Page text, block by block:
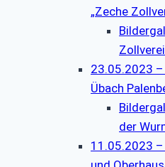
„Zeche
23.05.2023 –
Übach
der
11.05.2023